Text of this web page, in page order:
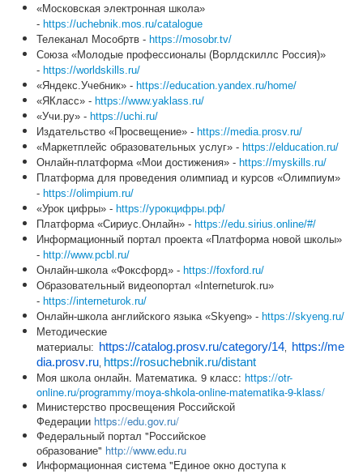
«Московская электронная школа»
- https://uchebnik.mos.ru/catalogue
Телеканал Мособртв - https://mosobr.tv/
Союза «Молодые профессионалы (Ворлдскиллс Россия)»
- https://worldskills.ru/
«Яндекс.Учебник» - https://education.yandex.ru/home/
«ЯКласс» - https://www.yaklass.ru/
«Учи.ру» - https://uchi.ru/
Издательство «Просвещение» - https://media.prosv.ru/
«Маркетплейс образовательных услуг» - https://elducation.ru/
Онлайн-платформа «Мои достижения» - https://myskills.ru/
Платформа для проведения олимпиад и курсов «Олимпиум»
- https://olimpium.ru/
«Урок цифры» - https://урокцифры.рф/
Платформа «Сириус.Онлайн» - https://edu.sirius.online/#/
Информационный портал проекта «Платформа новой школы»
- http://www.pcbl.ru/
Онлайн-школа «Фоксфорд» - https://foxford.ru/
Образовательный видеопортал «Interneturok.ru»
- https://interneturok.ru/
Онлайн-школа английского языка «Skyeng» - https://skyeng.ru/
Методические
материалы: https://catalog.prosv.ru/category/14 https://me
dia.prosv.ru https://rosuchebnik.ru/distant
Моя школа онлайн. Математика. 9 класс: https://otr-
online.ru/programmy/moya-shkola-online-matematika-9-klass/
Министерство просвещения Российской
Федерации https://edu.gov.ru/
Федеральный портал "Российское
образование" http://www.edu.ru
Информационная система "Единое окно доступа к